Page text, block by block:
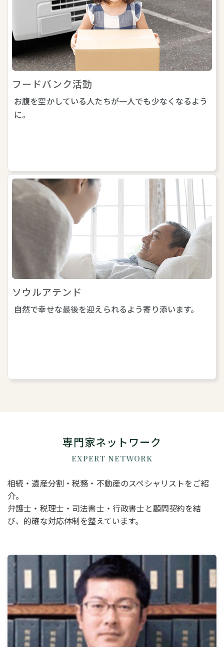
フードバンク活動
お腹を空かしている人たちが一人でも少なくなるよう
に。
ソウルアテンド
自然で幸せな最後を迎えられるよう寄り添います。
EXPERT NETWORK
専門家ネットワーク
相続・遺産分割・税務・不動産のスペシャリストをご紹
介。
弁護士・税理士・司法書士・行政書士と顧問契約を結
び、的確な対応体制を整えています。